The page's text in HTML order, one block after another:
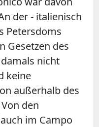
der - italienisch
Petersdoms
Gesetzen des
nicht
keine
außerhalb des
den
im Campo